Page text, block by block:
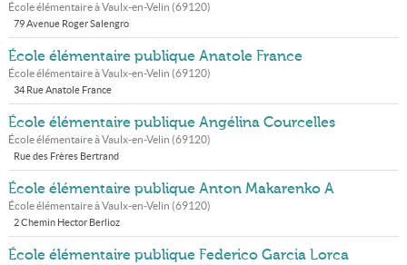
École élémentaire àVaulx-en-Velin (69120)
79 Avenue Roger Salengro
École élémentaire publique Anatole France
École élémentaire àVaulx-en-Velin (69120)
34 Rue Anatole France
École élémentaire publique Angélina Courcelles
École élémentaire àVaulx-en-Velin (69120)
Rue des Frères Bertrand
École élémentaire publique Anton Makarenko A
École élémentaire àVaulx-en-Velin (69120)
2 Chemin Hector Berlioz
École élémentaire publique Federico Garcia Lorca